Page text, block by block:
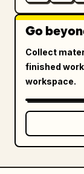
っ!!!」. 패
豆…？なにこ
나는 갑옷 반
카레와 천국
극명한 코믹
추가 말풍선
Go
Collect
finished
workspace.